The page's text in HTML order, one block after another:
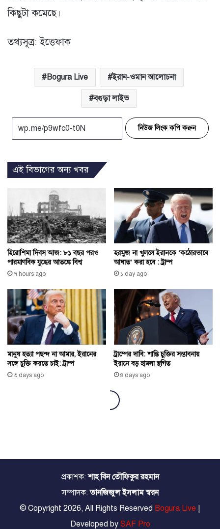
প্রকাশক:শাহ বিন তৌফিকুর রহমান
সম্পাদক:তানজিজুল ইসলাম স্বরন
© Copyright 2026, All Rights Reserved Bogura Live
Developed by SAF Pro